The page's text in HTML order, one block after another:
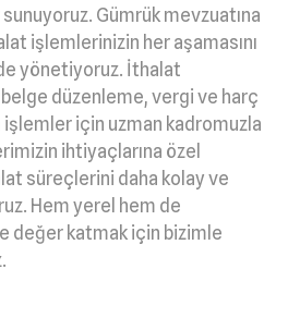
Gümrük mevzuatına
işlemlerinizin her aşamasını
yönetiyoruz. İthalat
belge düzenleme, vergi ve harç
işlemler için uzman kadromuzla
ihtiyaçlarına özel
süreçlerini daha kolay ve
Hem yerel hem de
değer katmak için bizimle